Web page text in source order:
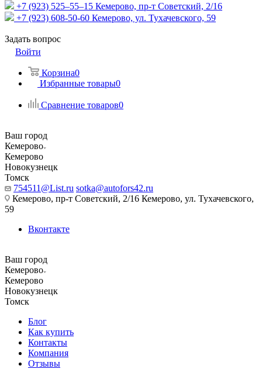
+7 (923) 525–55–15 Кемерово, пр-т Советский, 2/16
+7 (923) 608-50-60 Кемерово, ул. Тухачевского, 59
Задать вопрос
Войти
Корзина0
Избранные товары0
Сравнение товаров0
Ваш город
Кемерово
Кемерово
Новокузнецк
Томск
754511@List.ru sotka@autofors42.ru
Кемерово, пр-т Советский, 2/16 Кемерово, ул. Тухачевского,
59
Вконтакте
Ваш город
Кемерово
Кемерово
Новокузнецк
Томск
Блог
Как купить
Контакты
Компания
Отзывы